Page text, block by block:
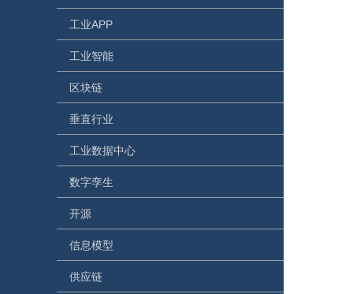
工业APP
工业智能
区块链
垂直行业
工业数据中心
数字孪生
开源
信息模型
供应链